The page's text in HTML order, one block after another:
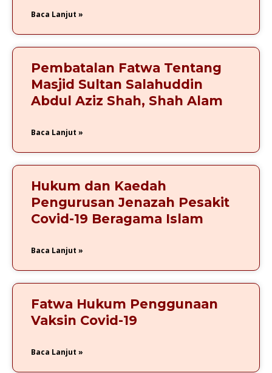
Baca Lanjut »
Pembatalan Fatwa Tentang
Masjid Sultan Salahuddin
Abdul Aziz Shah, Shah Alam
Baca Lanjut »
Hukum dan Kaedah
Pengurusan Jenazah Pesakit
Covid-19 Beragama Islam
Baca Lanjut »
Fatwa Hukum Penggunaan
Vaksin Covid-19
Baca Lanjut »